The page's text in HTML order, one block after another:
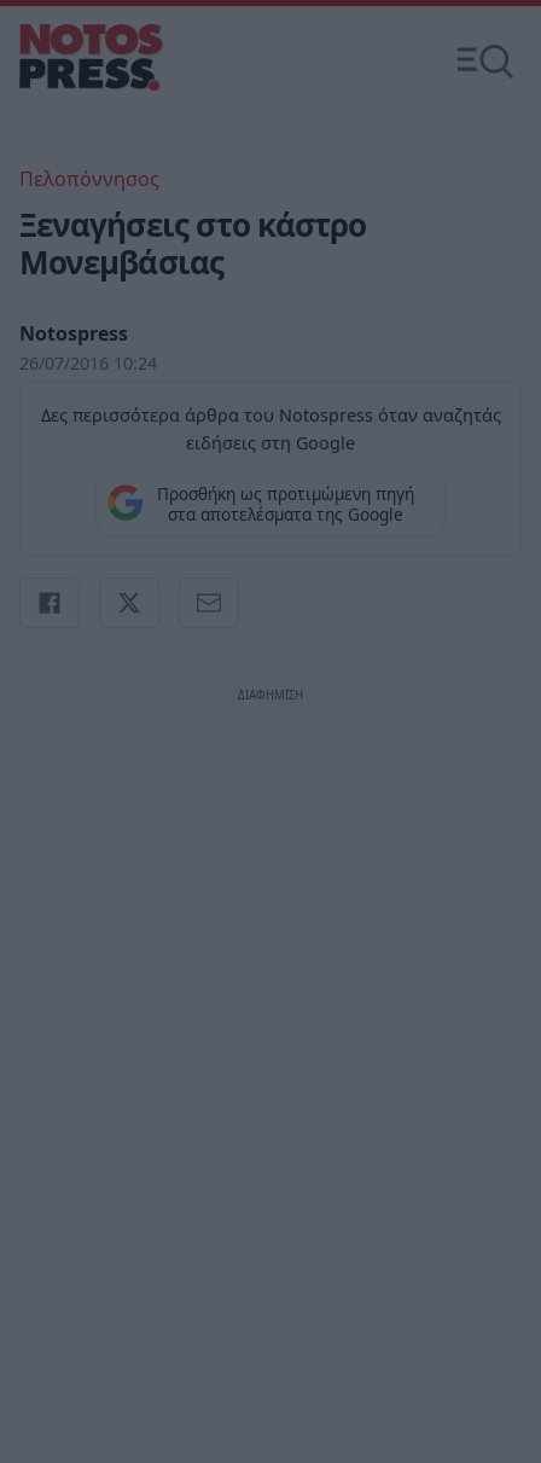
Πελοπόννησος
Ξεναγήσεις στο κάστρο
Μονεμβάσιας
Notospress
26/07/2016 10:24
Δες περισσότερα άρθρα του Notospress όταν αναζητάς
ειδήσεις στη Google
Προσθήκη ως προτιμώμενη πηγή
στα αποτελέσματα της Google